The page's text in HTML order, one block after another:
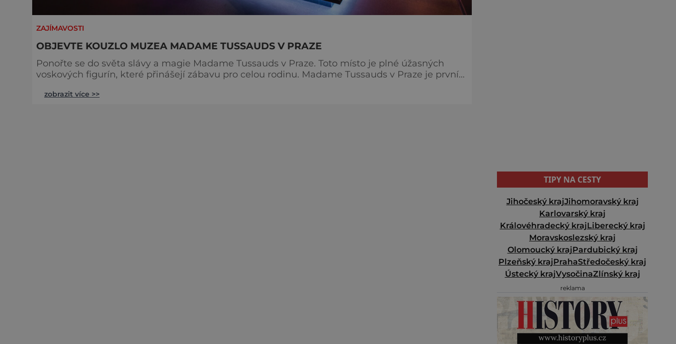
ZAJÍMAVOSTI
OBJEVTE KOUZLO MUZEA MADAME TUSSAUDS V PRAZE
Ponořte se do světa slávy a magie Madame Tussauds v Praze. Toto místo je plné úžasných
voskových figurín, které přinášejí zábavu pro celou rodinu. Madame Tussauds v Praze je první
zřejmý - druhá franšízová pobočka zahájila provoz tento rok v Budapešti. Historie Madame
zobrazit více >>
TIPY NA CESTY
Jihočeský krajJihomoravský kraj
Karlovarský kraj
Královéhradecký krajLiberecký kraj
Moravskoslezský kraj
Olomoucký krajPardubický kraj
Plzeňský krajPrahaStředočeský kraj
Ústecký krajVysočinaZlínský kraj
reklama